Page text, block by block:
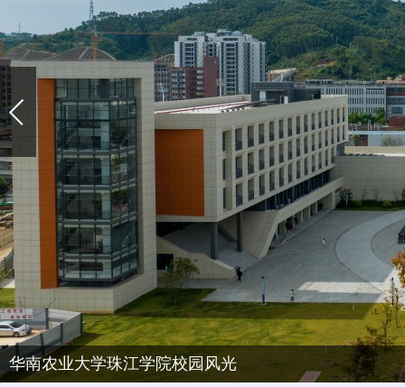
华南农业大学珠江学院校园风光